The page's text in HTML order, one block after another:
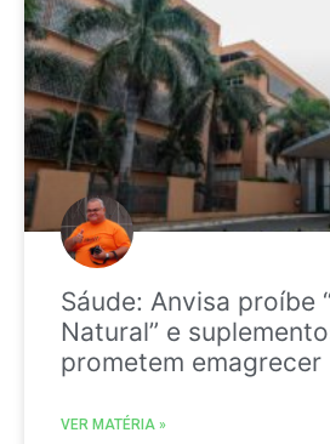
Sáude: Anvisa proíbe
Natural” e
prometem emagrecer
VER MATÉRIA »